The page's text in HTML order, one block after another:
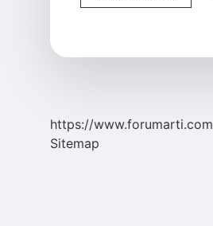
Beden
https://www.forumarti.com
Sitemap